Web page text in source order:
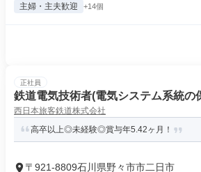
主婦・主夫歓迎 +14個
正社員
鉄道電気技術者(電気システム系統の
西日本旅客鉄道株式会社
高卒以上◎未経験◎賞与年5.42ヶ月！
〒921-8809石川県野々市市二日市